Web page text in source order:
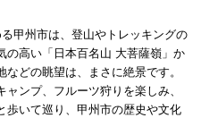
甲州市は、登山やトレッキングの
の高い「日本百名山 大菩薩嶺」か
どの眺望は、まさに絶景です。
ンプ、フルーツ狩りを楽しみ、
歩いて巡り、甲州市の歴史や文化